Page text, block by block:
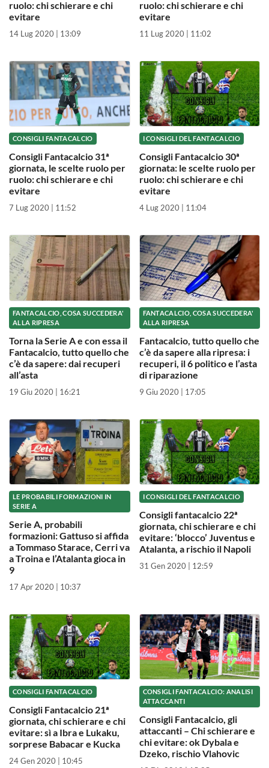
ruolo: chi schierare e chi
evitare
14 Lug 2020 | 13:09
ruolo: chi schierare e chi
evitare
11 Lug 2020 | 11:02
CONSIGLI FANTACALCIO
Consigli Fantacalcio 31ª
giornata, le scelte ruolo per
ruolo: chi schierare e chi
evitare
7 Lug 2020 | 11:52
I CONSIGLI DEL FANTACALCIO
Consigli Fantacalcio 30ª
giornata: le scelte ruolo per
ruolo: chi schierare e chi
evitare
4 Lug 2020 | 11:04
FANTACALCIO, COSA SUCCEDERA'
ALLA RIPRESA
Torna la Serie A e con essa il
Fantacalcio, tutto quello che
c’è da sapere: dai recuperi
all’asta
19 Giu 2020 | 16:21
FANTACALCIO, COSA SUCCEDERA'
ALLA RIPRESA
Fantacalcio, tutto quello che
c’è da sapere alla ripresa: i
recuperi, il 6 politico e l’asta
di riparazione
9 Giu 2020 | 17:05
LE PROBABILI FORMAZIONI IN
SERIE A
Serie A, probabili
formazioni: Gattuso si affida
a Tommaso Starace, Cerri va
a Troina e l’Atalanta gioca in
9
17 Apr 2020 | 10:37
I CONSIGLI DEL FANTACALCIO
Consigli fantacalcio 22ª
giornata, chi schierare e chi
evitare: ‘blocco’ Juventus e
Atalanta, a rischio il Napoli
31 Gen 2020 | 12:59
CONSIGLI FANTACALCIO
Consigli Fantacalcio 21ª
giornata, chi schierare e chi
evitare: sì a Ibra e Lukaku,
sorprese Babacar e Kucka
24 Gen 2020 | 10:45
CONSIGLI FANTACALCIO: ANALISI
ATTACCANTI
Consigli Fantacalcio, gli
attaccanti – Chi schierare e
chi evitare: ok Dybala e
Dzeko, rischio Vlahovic